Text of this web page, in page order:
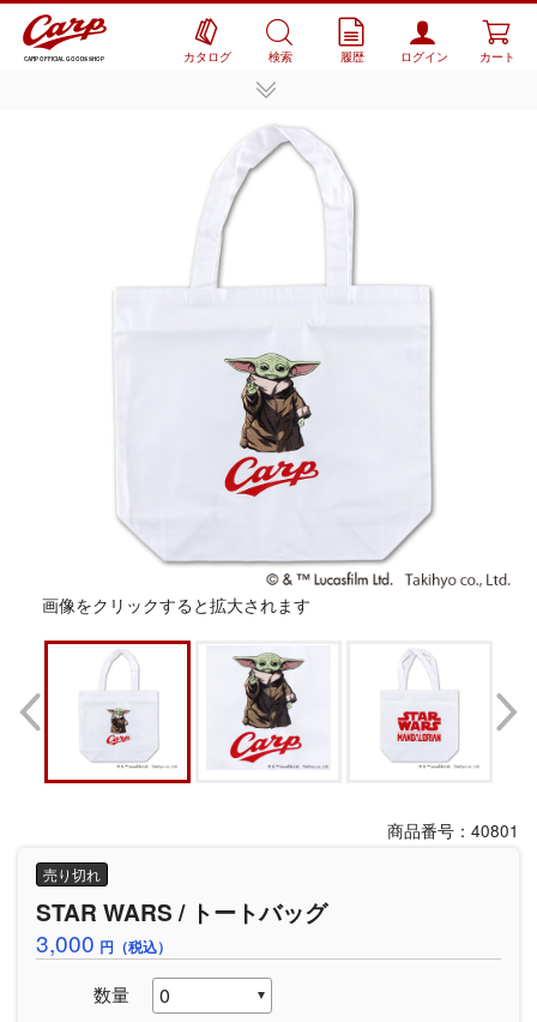
CARP OFFICIAL GOODS SHOP カタログ 検索 履歴 ログイン カート
画像をクリックすると拡大されます
商品番号：40801
売り切れ
STAR WARS / トートバッグ
3,000 円（税込）
数量